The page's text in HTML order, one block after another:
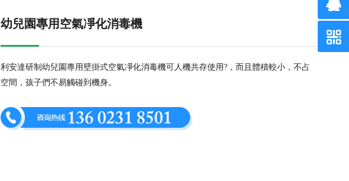
幼兒園專用空氣凈化消毒機
利安達研制幼兒園專用壁掛式空氣凈化消毒機可人機共存使用?，而且體積較小，不占
空間，孩子們不易觸碰到機身。